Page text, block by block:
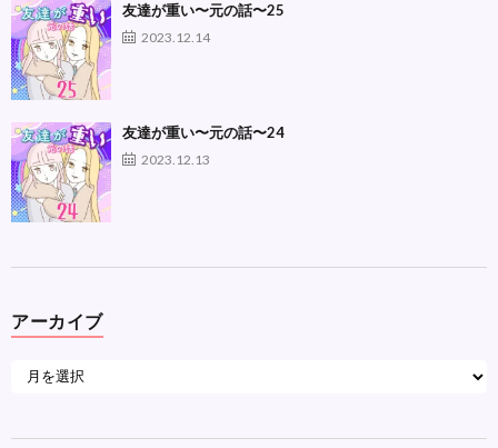
友達が重い〜元の話〜25
2023.12.14
友達が重い〜元の話〜24
2023.12.13
アーカイブ